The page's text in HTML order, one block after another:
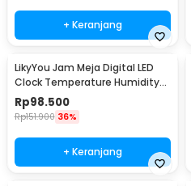
+ Keranjang
LikyYou Jam Meja Digital LED
Clock Temperature Humidity
Control - CYP-105
Rp98.500
Rp151.900 36%
+ Keranjang